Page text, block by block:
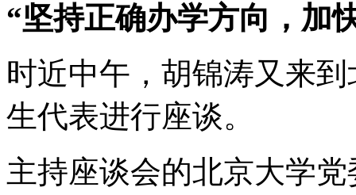
“坚持正确办学方向，加
时近中午，胡锦涛又来
生代表进行座谈。
主持座谈会的北京大学